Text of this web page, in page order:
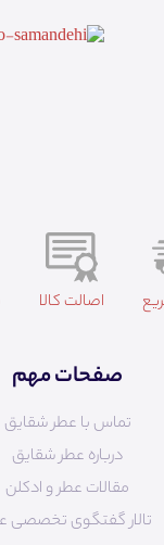
اصالت کالا
صفحات مهم
تماس با عطر شقایق
درباره عطر شقایق
مقالات عطر و ادکلن
تالار گفتگوی تخصصی